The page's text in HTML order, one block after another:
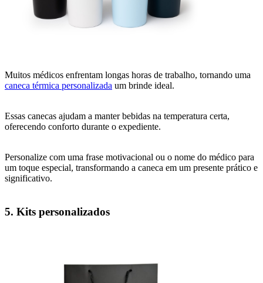
Muitos médicos enfrentam longas horas de trabalho, tornando uma
caneca térmica personalizada um brinde ideal.
Essas canecas ajudam a manter bebidas na temperatura certa,
oferecendo conforto durante o expediente.
Personalize com uma frase motivacional ou o nome do médico para
um toque especial, transformando a caneca em um presente prático e
significativo.
5. Kits personalizados